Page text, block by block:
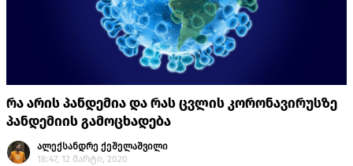
რა არის პანდემია და რას ცვლის კორონავირუსზე
პანდემიის გამოცხადება
ალექსანდრე ქეშელაშვილი
18:47, 12 მარტი, 2020